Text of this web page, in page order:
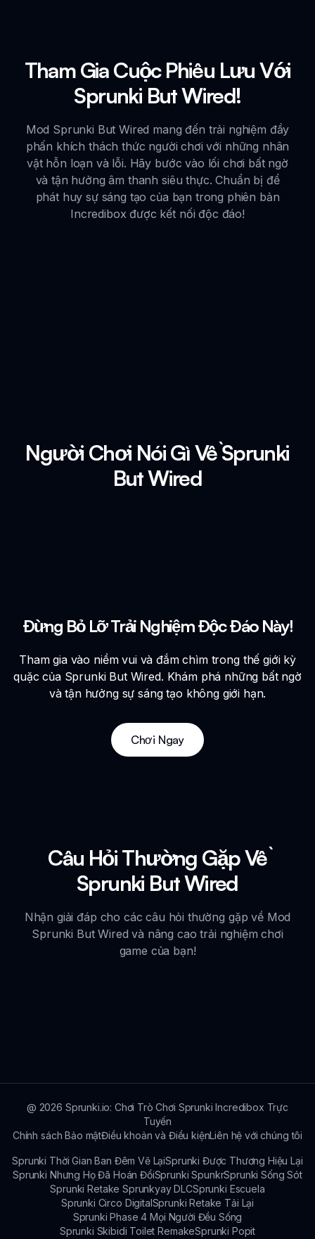
Tham Gia Cuộc Phiêu Lưu Với
Sprunki But Wired!
Mod Sprunki But Wired mang đến trải nghiệm đầy
phấn khích thách thức người chơi với những nhân
vật hỗn loạn và lỗi. Hãy bước vào lối chơi bất ngờ
và tận hưởng âm thanh siêu thực. Chuẩn bị để
phát huy sự sáng tạo của bạn trong phiên bản
Incredibox được kết nối độc đáo!
Người Chơi Nói Gì Về Sprunki
But Wired
Đừng Bỏ Lỡ Trải Nghiệm Độc Đáo Này!
Tham gia vào niềm vui và đắm chìm trong thế giới kỳ
quặc của Sprunki But Wired. Khám phá những bất ngờ
và tận hưởng sự sáng tạo không giới hạn.
Chơi Ngay
Câu Hỏi Thường Gặp Về
Sprunki But Wired
Nhận giải đáp cho các câu hỏi thường gặp về Mod
Sprunki But Wired và nâng cao trải nghiệm chơi
game của bạn!
@ 2026 Sprunki.io: Chơi Trò Chơi Sprunki Incredibox Trực
Tuyến
Chính sách Bảo mậtĐiều khoản và Điều kiệnLiên hệ với chúng tôi
Sprunki Thời Gian Ban Đêm Vẽ LạiSprunki Được Thương Hiệu Lại
Sprunki Nhưng Họ Đã Hoán ĐổiSprunki SpunkrSprunki Sống Sót
Sprunki Retake Sprunkyay DLCSprunki Escuela
Sprunki Circo DigitalSprunki Retake Tải Lại
Sprunki Phase 4 Mọi Người Đều Sống
Sprunki Skibidi Toilet RemakeSprunki Popit